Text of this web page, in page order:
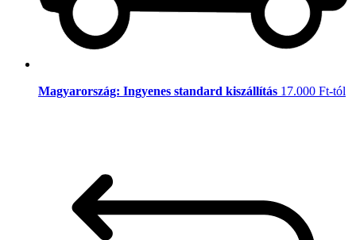
Magyarország: Ingyenes standard kiszállítás 17.000 Ft-tól